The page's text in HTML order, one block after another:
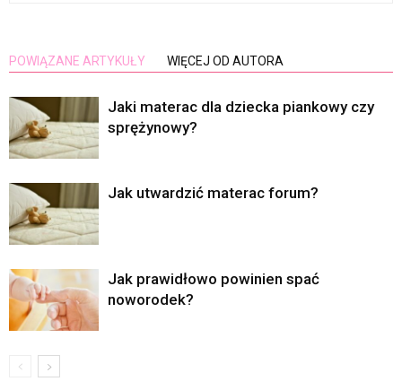
POWIĄZANE ARTYKUŁY WIĘCEJ OD AUTORA
Jaki materac dla dziecka piankowy czy
sprężynowy?
Jak utwardzić materac forum?
Jak prawidłowo powinien spać
noworodek?